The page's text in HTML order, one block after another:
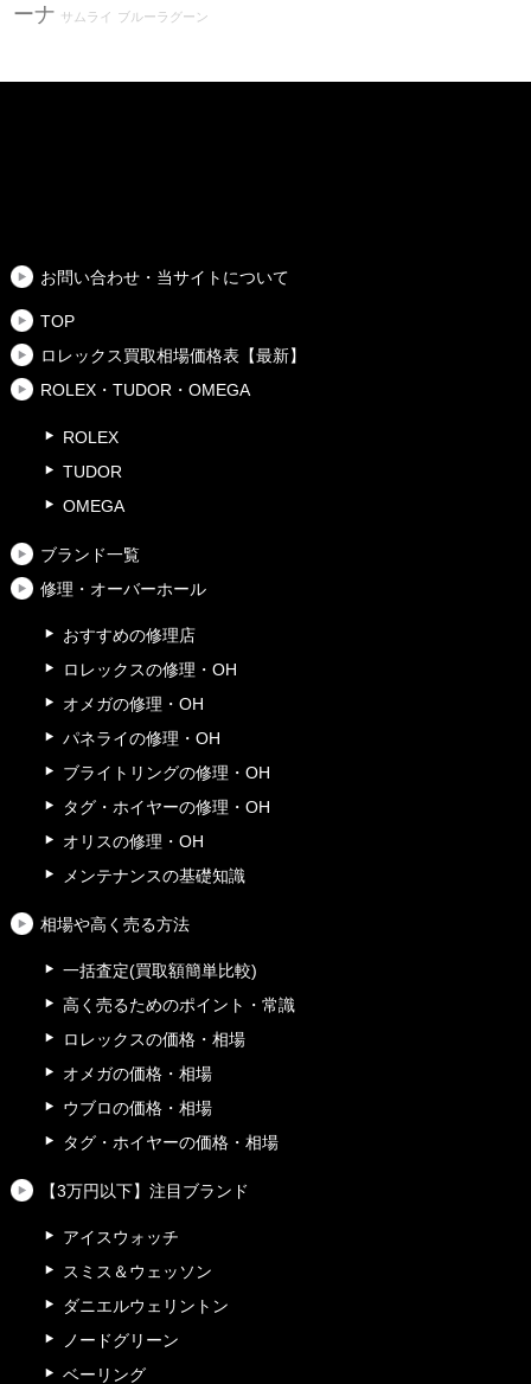
ーナ
サムライ ブルーラグーン
お問い合わせ・当サイトについて
TOP
ロレックス買取相場価格表【最新】
ROLEX・TUDOR・OMEGA
ROLEX
TUDOR
OMEGA
ブランド一覧
修理・オーバーホール
おすすめの修理店
ロレックスの修理・OH
オメガの修理・OH
パネライの修理・OH
ブライトリングの修理・OH
タグ・ホイヤーの修理・OH
オリスの修理・OH
メンテナンスの基礎知識
相場や高く売る方法
一括査定(買取額簡単比較)
高く売るためのポイント・常識
ロレックスの価格・相場
オメガの価格・相場
ウブロの価格・相場
タグ・ホイヤーの価格・相場
【3万円以下】注目ブランド
アイスウォッチ
スミス＆ウェッソン
ダニエルウェリントン
ノードグリーン
ベーリング